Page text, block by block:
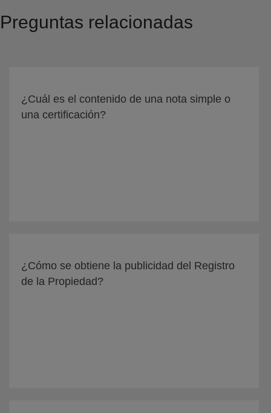
Preguntas relacionadas
¿Cuál es el contenido de una nota simple o
una certificación?
¿Cómo se obtiene la publicidad del Registro
de la Propiedad?